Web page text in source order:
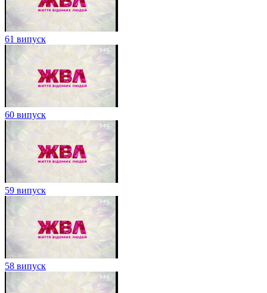
61 випуск
60 випуск
59 випуск
58 випуск